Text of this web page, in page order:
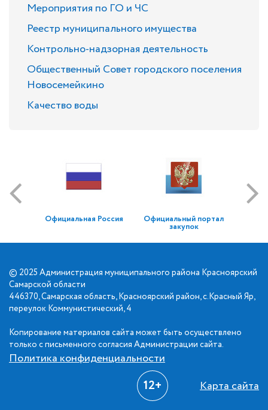
Мероприятия по ГО и ЧС
Реестр муниципального имущества
Контрольно-надзорная деятельность
Общественный Совет городского поселения
Новосемейкино
Качество воды
Официальная Россия Официальный портал
закупок
© 2025 Администрация муниципального района Красноярский
Самарской области
446370, Самарская область, Красноярский район, с.Красный Яр,
переулок Коммунистический, 4
Копирование материалов сайта может быть осуществлено
только с письменного согласия Администрации сайта.
Политика конфиденциальности
12+ Карта сайта